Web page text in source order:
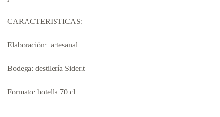
CARACTERISTICAS:
Elaboración: artesanal
Bodega: destilería Siderit
Formato: botella 70 cl